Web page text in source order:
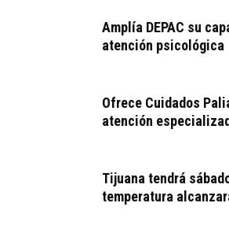
Amplía DEPAC su
atención psicológica
Ofrece Cuidados
atención
Tijuana tendrá
temperatura